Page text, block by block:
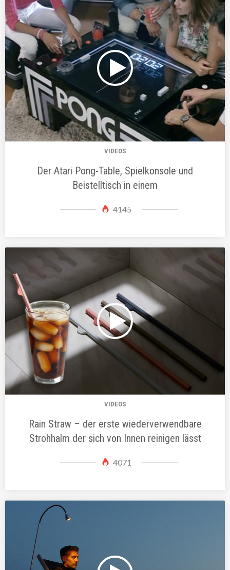
VIDEOS
Der Atari Pong-Table, Spielkonsole und
Beistelltisch in einem
4145
VIDEOS
Rain Straw – der erste wiederverwendbare
Strohhalm der sich von Innen reinigen lässt
4071